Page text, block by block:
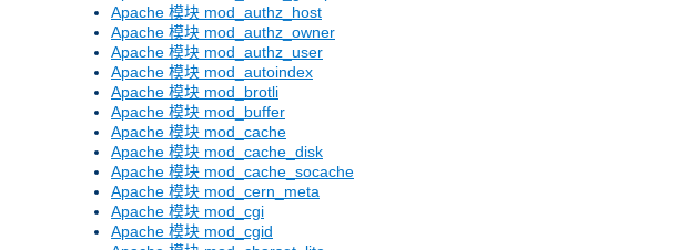
Apache 模块 mod_authz_host
Apache 模块 mod_authz_owner
Apache 模块 mod_authz_user
Apache 模块 mod_autoindex
Apache 模块 mod_brotli
Apache 模块 mod_buffer
Apache 模块 mod_cache
Apache 模块 mod_cache_disk
Apache 模块 mod_cache_socache
Apache 模块 mod_cern_meta
Apache 模块 mod_cgi
Apache 模块 mod_cgid